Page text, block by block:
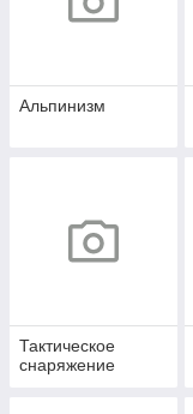
Альпинизм
Тактическое
снаряжение